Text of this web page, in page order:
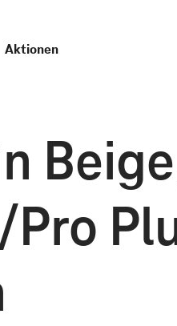
Aktionen